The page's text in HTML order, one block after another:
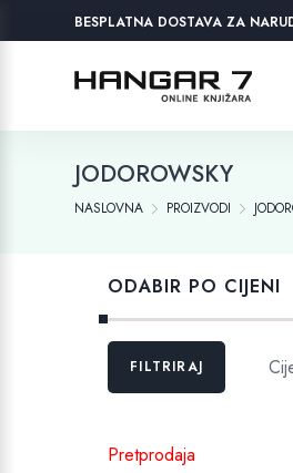
BESPLATNA DOSTAVA ZA
JODOROWSKY
NASLOVNA PROIZVODI
ODABIR PO CIJENI
Min
MaksFILTRIRAJ
Pretprodaja